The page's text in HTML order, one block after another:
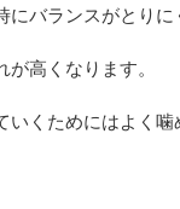
にバランスがとり
高くなります。
いくためにはよく